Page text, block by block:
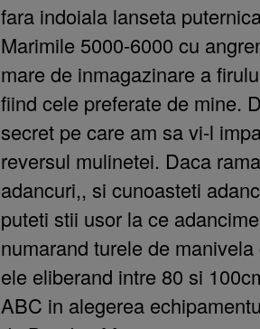
fara indoiala lanseta
Marimile 5000-6000 cu
mare de inmagazinare a
fiind cele preferate de mine.
secret pe care am sa vi-l
reversul mulinetei. Daca
adancuri,, si cunoasteti
puteti stii usor la ce
numarand turele de
ele eliberand intre 80 si
ABC in alegerea